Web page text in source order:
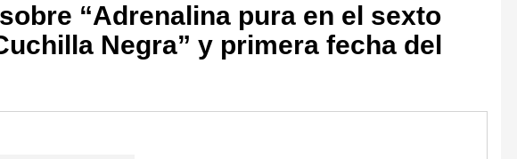
“Adrenalina pura en el sexto
Negra” y primera fecha del